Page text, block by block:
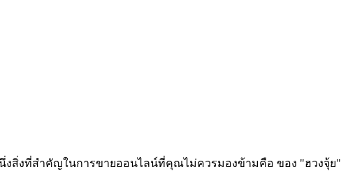
งสิ่งที่สำคัญในการขายออนไลน์ที่คุณไม่ควรมองข้ามคือ ของ "ฮวงจุ้ย"